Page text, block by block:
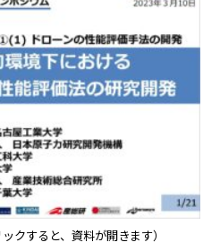
クすると、資料が開きます）